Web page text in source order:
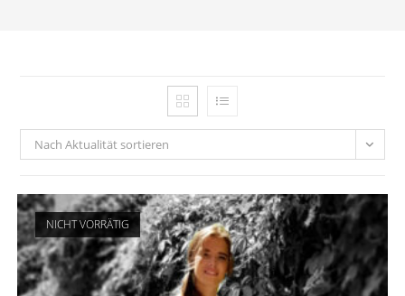
Nach Aktualität sortieren
NICHT VORRÄTIG